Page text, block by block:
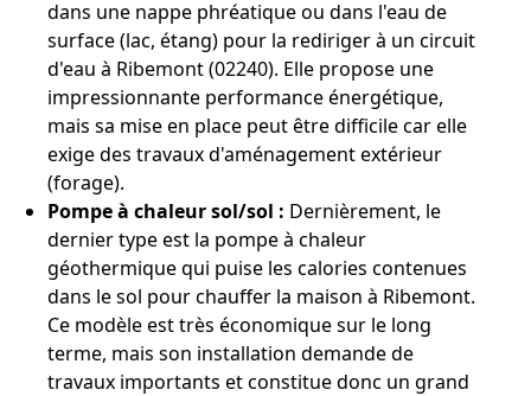
dans une nappe phréatique ou dans l'eau de
surface (lac, étang) pour la rediriger à un circuit
d'eau à Ribemont (02240). Elle propose une
impressionnante performance énergétique,
mais sa mise en place peut être difficile car elle
exige des travaux d'aménagement extérieur
(forage).
Pompe à chaleur sol/sol : Dernièrement, le
dernier type est la pompe à chaleur
géothermique qui puise les calories contenues
dans le sol pour chauffer la maison à Ribemont.
Ce modèle est très économique sur le long
terme, mais son installation demande de
travaux importants et constitue donc un grand